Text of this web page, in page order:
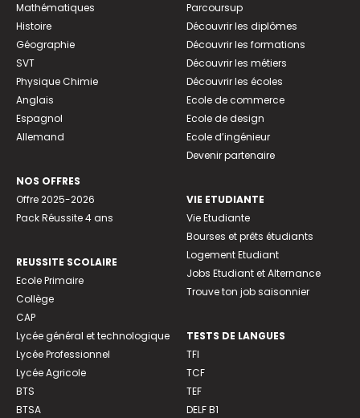
Mathématiques
Histoire
Géographie
SVT
Physique Chimie
Anglais
Espagnol
Allemand
NOS OFFRES
Offre 2025-2026
Pack Réussite 4 ans
REUSSITE SCOLAIRE
Ecole Primaire
Collège
CAP
Lycée général et technologique
Lycée Professionnel
Lycée Agricole
BTS
BTSA
Parcoursup
Découvrir les diplômes
Découvrir les formations
Découvrir les métiers
Découvrir les écoles
Ecole de commerce
Ecole de design
Ecole d’ingénieur
Devenir partenaire
VIE ETUDIANTE
Vie Etudiante
Bourses et prêts étudiants
Logement Etudiant
Jobs Etudiant et Alternance
Trouve ton job saisonnier
TESTS DE LANGUES
TFI
TCF
TEF
DELF B1